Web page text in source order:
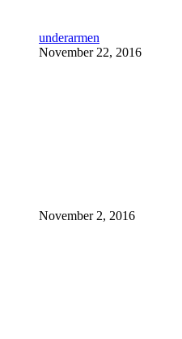
underarmen
November 22, 2016
November 2, 2016